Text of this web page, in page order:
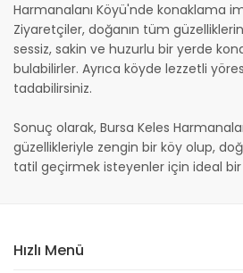
Harmanalanı Köyü'nde konaklama
Ziyaretçiler, doğanın tüm
sessiz, sakin ve huzurlu bir yerde
bulabilirler. Ayrıca köyde lezzetli
tadabilirsiniz.
Sonuç olarak, Bursa Keles
güzellikleriyle zengin bir köy olup,
tatil geçirmek isteyenler için ideal
Hızlı Menü